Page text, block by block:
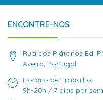
ENCONTRE-NOS
Rua dos Plátanos Ed.
Aveiro, Portugal
Horário de Trabalho:
9h-20h / 7 dias por